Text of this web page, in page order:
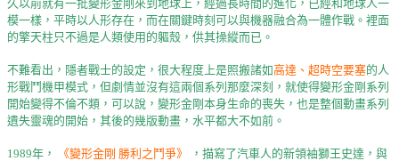
久以前就有一批變形金剛來到地球上，經過長時間的進化，已經和地球人一
模一樣，平時以人形存在，而在關鍵時刻可以與機器融合為一體作戰。裡面
的擎天柱只不過是人類使用的軀殼，供其操縱而已。
不難看出，隱者戰士的設定，很大程度上是照搬諸如高達、超時空要塞的人
形戰鬥機甲模式，但劇情並沒有這兩個系列那麼深刻，就使得變形金剛系列
開始變得不倫不類，可以說，變形金剛本身生命的喪失，也是整個動畫系列
遺失靈魂的開始，其後的幾版動畫，水平都大不如前。
1989年， 《變形金剛 勝利之鬥爭》
，描寫了汽車人的新領袖獅王史達，與